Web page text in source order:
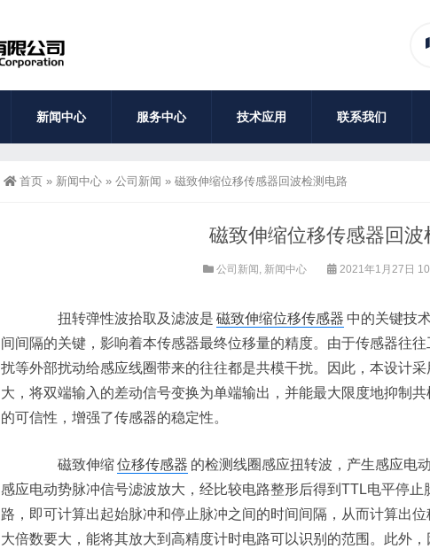
新闻中心 服务中心 技术应用 联系我们
首页 » 新闻中心 » 公司新闻 » 磁致伸缩位移传感器回波检测电路
磁致伸缩位移传感器回波
公司新闻 , 新闻中心 2021年1月27日
扭转弹性波拾取及滤波是 磁致伸缩位移传感器 中的关键技
间间隔的关键，影响着本传感器最终位移量的精度。由于传感器往
扰等外部扰动给感应线圈带来的往往都是共模干扰。因此，本设计
大，将双端输入的差动信号变换为单端输出，并能最大限度地抑制
的可信性，增强了传感器的稳定性。
磁致伸缩位移传感器 的检测线圈感应扭转波，产生感应电
感应电动势脉冲信号滤波放大，经比较电路整形后得到TTL电平停
路，即可计算出起始脉冲和停止脉冲之间的时间间隔，从而计算出
大倍数要大，能将其放大到高精度计时电路可以识别的范围。此外